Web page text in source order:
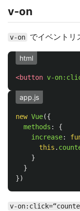
v-on
v-on でイベントリ
html
<button v-
app.js
new Vue({
methods :
{
increase:
this .
}
}
})
v-